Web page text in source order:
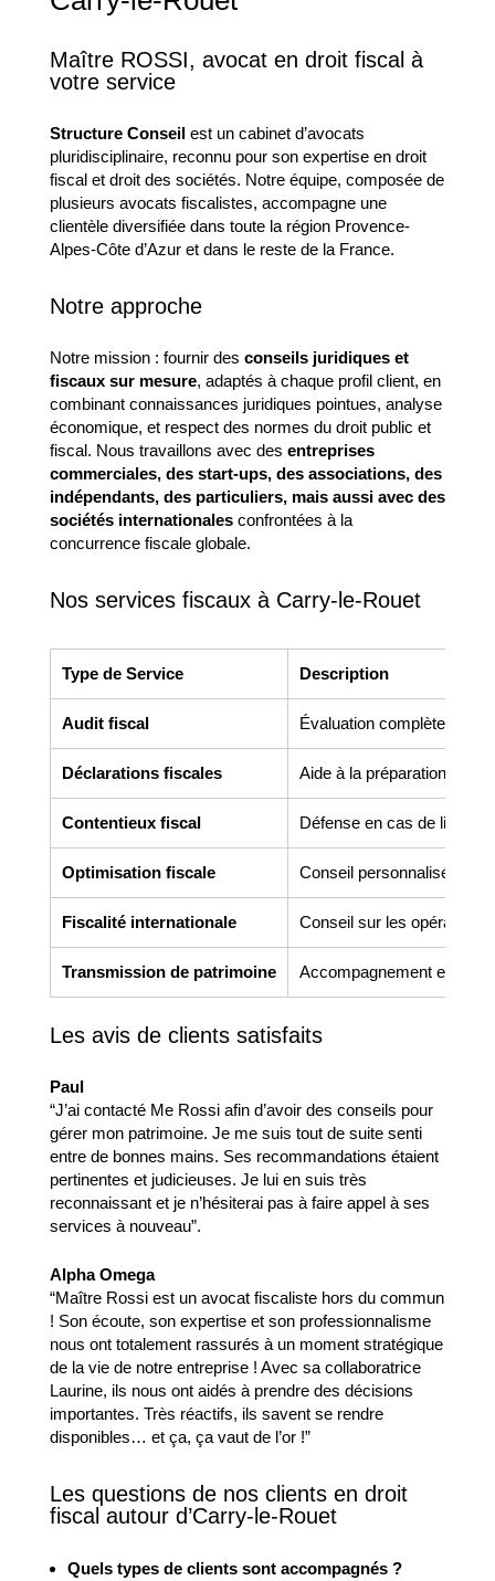
Maître ROSSI, avocat en droit fiscal à
votre service
Structure Conseilest un cabinet d’avocats
pluridisciplinaire, reconnu pour son expertise en droit
fiscal et droit des sociétés. Notre équipe, composée de
plusieurs avocats fiscalistes, accompagne une
clientèle diversifiée dans toute la région Provence-
Alpes-Côte d’Azur et dans le reste de la France.
Notre approche
Notre mission : fournir des conseils juridiques et
fiscaux sur mesure, adaptés à chaque profil client, en
combinant connaissances juridiques pointues, analyse
économique, et respect des normes du droit public et
fiscal. Nous travaillons avec des entreprises
commerciales, des start-ups, des associations, des
indépendants, des particuliers, mais aussi avec des
sociétés internationalesconfrontées à la
concurrence fiscale globale.
Nos services fiscaux à Carry-le-Rouet
Type de Service Description
Audit fiscal Évaluation complète de la
Déclarations fiscales Aide à la préparation des
Contentieux fiscal Défense en cas de litige
Optimisation fiscale Conseil personnalisé pour
Fiscalité internationale Conseil sur les opérations
Transmission de patrimoine Accompagnement en
Les avis de clients satisfaits
Paul
“J’ai contacté Me Rossi afin d’avoir des conseils pour
gérer mon patrimoine. Je me suis tout de suite senti
entre de bonnes mains. Ses recommandations étaient
pertinentes et judicieuses. Je lui en suis très
reconnaissant et je n’hésiterai pas à faire appel à ses
services à nouveau”.
Alpha Omega
“Maître Rossi est un avocat fiscaliste hors du commun
! Son écoute, son expertise et son professionnalisme
nous ont totalement rassurés à un moment stratégique
de la vie de notre entreprise ! Avec sa collaboratrice
Laurine, ils nous ont aidés à prendre des décisions
importantes. Très réactifs, ils savent se rendre
disponibles… et ça, ça vaut de l’or !”
Les questions de nos clients en droit
fiscal autour d’Carry-le-Rouet
Quels types de clients sont accompagnés ?